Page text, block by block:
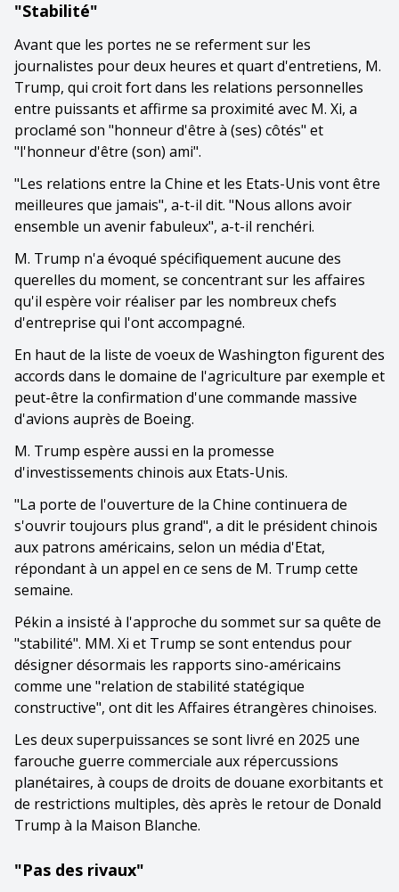
"Stabilité"
Avant que les portes ne se referment sur les
journalistes pour deux heures et quart d'entretiens, M.
Trump, qui croit fort dans les relations personnelles
entre puissants et affirme sa proximité avec M. Xi, a
proclamé son "honneur d'être à (ses) côtés" et
"l'honneur d'être (son) ami".
"Les relations entre la Chine et les Etats-Unis vont être
meilleures que jamais", a-t-il dit. "Nous allons avoir
ensemble un avenir fabuleux", a-t-il renchéri.
M. Trump n'a évoqué spécifiquement aucune des
querelles du moment, se concentrant sur les affaires
qu'il espère voir réaliser par les nombreux chefs
d'entreprise qui l'ont accompagné.
En haut de la liste de voeux de Washington figurent des
accords dans le domaine de l'agriculture par exemple et
peut-être la confirmation d'une commande massive
d'avions auprès de Boeing.
M. Trump espère aussi en la promesse
d'investissements chinois aux Etats-Unis.
"La porte de l'ouverture de la Chine continuera de
s'ouvrir toujours plus grand", a dit le président chinois
aux patrons américains, selon un média d'Etat,
répondant à un appel en ce sens de M. Trump cette
semaine.
Pékin a insisté à l'approche du sommet sur sa quête de
"stabilité". MM. Xi et Trump se sont entendus pour
désigner désormais les rapports sino-américains
comme une "relation de stabilité statégique
constructive", ont dit les Affaires étrangères chinoises.
Les deux superpuissances se sont livré en 2025 une
farouche guerre commerciale aux répercussions
planétaires, à coups de droits de douane exorbitants et
de restrictions multiples, dès après le retour de Donald
Trump à la Maison Blanche.
"Pas des rivaux"